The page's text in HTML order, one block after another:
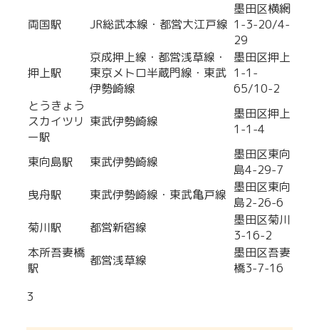
両国駅 JR総武本線・都営大江戸線
墨田区横網
1-3-20/4-
29
押上駅
京成押上線・都営浅草線・
東京メトロ半蔵門線・東武
伊勢崎線
墨田区押上
1-1-
65/10-2
とうきょう
スカイツリ
ー駅
東武伊勢崎線
墨田区押上
1-1-4
東向島駅 東武伊勢崎線
墨田区東向
島4-29-7
曳舟駅
東武伊勢崎線・東武亀戸線 墨田区東向
島2-26-6
菊川駅
都営新宿線
墨田区菊川
3-16-2
本所吾妻橋
駅
都営浅草線
墨田区吾妻
橋3-7-16
3